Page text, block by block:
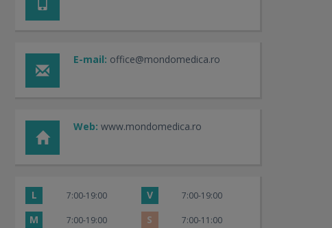
E-mail: office@mondomedica.ro
Web: www.mondomedica.ro
L 7:00-19:00 V 7:00-19:00
M 7:00-19:00 S 7:00-11:00